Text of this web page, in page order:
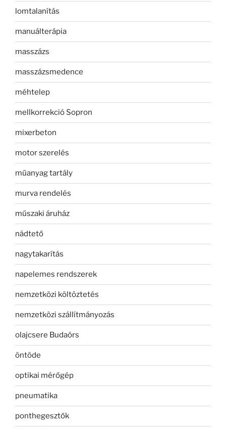
lomtalanítás
manuálterápia
masszázs
masszázsmedence
méhtelep
mellkorrekció Sopron
mixerbeton
motor szerelés
műanyag tartály
murva rendelés
műszaki áruház
nádtető
nagytakarítás
napelemes rendszerek
nemzetközi költöztetés
nemzetközi szállítmányozás
olajcsere Budaörs
öntöde
optikai mérőgép
pneumatika
ponthegesztők